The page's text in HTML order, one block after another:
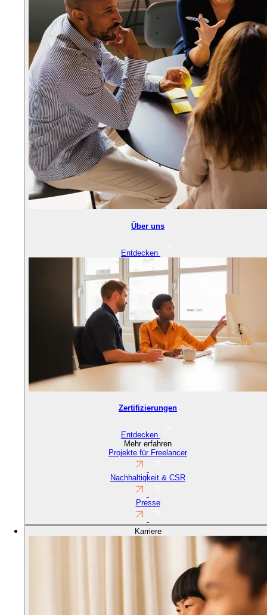
Über uns
Entdecken
Zertifizierungen
Entdecken
Mehr erfahren
Projekte für Freelancer
Nachhaltigkeit & CSR
Presse
Karriere